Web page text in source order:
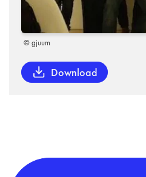
© gjuum
Download